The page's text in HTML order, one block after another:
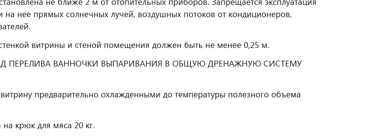
нее прямых солнечных лучей, воздушных потоков от кондиционеров,
витрины и стеной помещения должен быть не менее 0,25 м.
ПЕРЕЛИВА ВАННОЧКИ ВЫПАРИВАНИЯ В ОБЩУЮ ДРЕНАЖНУЮ СИСТЕМУ
предварительно охлажденными до температуры полезного объема
крюк для мяса 20 кг.